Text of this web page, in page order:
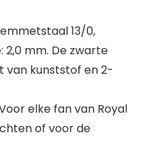
13/0,
2,0 mm. De zwarte
van kunststof en 2-
elke fan van Royal
of voor de